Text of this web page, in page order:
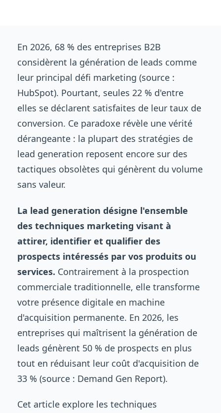
En 2026, 68 % des entreprises B2B
considèrent la génération de leads comme
leur principal défi marketing (source :
HubSpot). Pourtant, seules 22 % d'entre
elles se déclarent satisfaites de leur taux de
conversion. Ce paradoxe révèle une vérité
dérangeante : la plupart des stratégies de
lead generation reposent encore sur des
tactiques obsolètes qui génèrent du volume
sans valeur.
La lead generation désigne l'ensemble
des techniques marketing visant à
attirer, identifier et qualifier des
prospects intéressés par vos produits ou
services. Contrairement à la prospection
commerciale traditionnelle, elle transforme
votre présence digitale en machine
d'acquisition permanente. En 2026, les
entreprises qui maîtrisent la génération de
leads génèrent 50 % de prospects en plus
tout en réduisant leur coût d'acquisition de
33 % (source : Demand Gen Report).
Cet article explore les techniques